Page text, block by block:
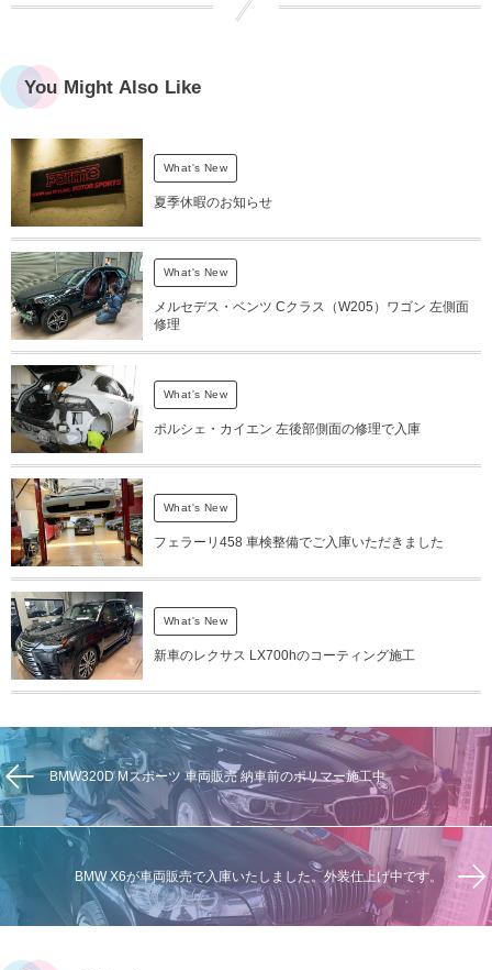
You Might Also Like
What's New
夏季休暇のお知らせ
What's New
メルセデス・ベンツ Cクラス（W205）ワゴン 左側面
修理
What's New
ポルシェ・カイエン 左後部側面の修理で入庫
What's New
フェラーリ458 車検整備でご入庫いただきました
What's New
新車のレクサス LX700hのコーティング施工
BMW320D Mスポーツ 車両販売 納車前のポリマー施工中
BMW X6が車両販売で入庫いたしました。外装仕上げ中です。